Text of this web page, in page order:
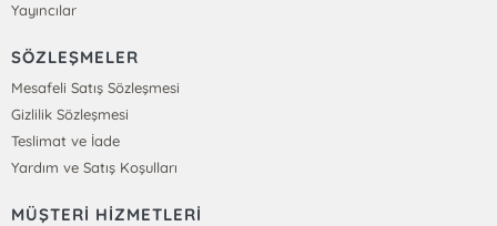
Yayıncılar
SÖZLEŞMELER
Mesafeli Satış Sözleşmesi
Gizlilik Sözleşmesi
Teslimat ve İade
Yardım ve Satış Koşulları
MÜŞTERİ HİZMETLERİ